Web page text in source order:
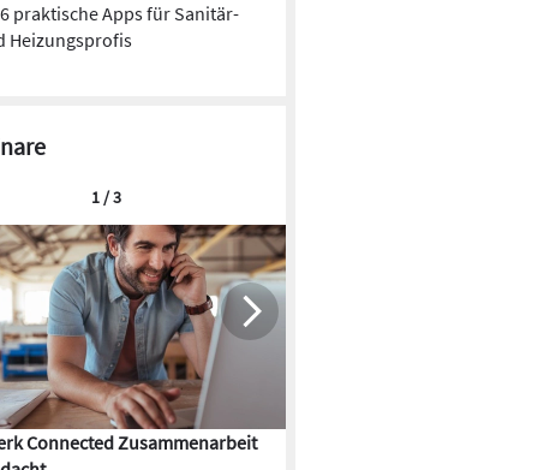
6 praktische Apps für Sanitär-
Heizungsprofis
Connected Zusammenarbeit
1 / 3